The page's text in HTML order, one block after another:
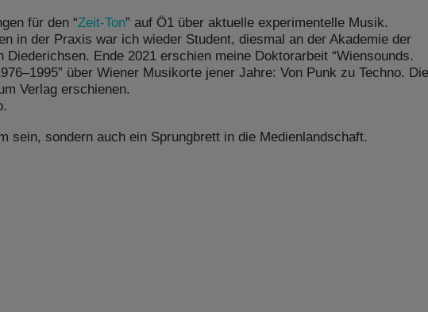
für den “Zeit-Ton” auf Ö1 über aktuelle experimentelle Musik.
in der Praxis war ich wieder Student, diesmal an der Akademie der
Ende 2021 erschien meine Doktorarbeit “Wiensounds.
über Wiener Musikorte jener Jahre: Von Punk zu Techno. Die
Verlag erschienen.
sein, sondern auch ein Sprungbrett in die Medienlandschaft.